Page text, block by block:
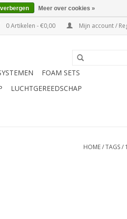
0 Artikelen - €0,00 Mijn account /
FOAM SETS
LUCHTGEREEDSCHAP
HOME/TAGS/
Meer over cookies »